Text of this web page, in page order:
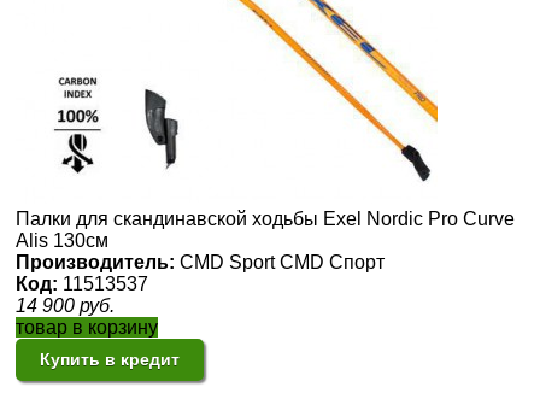
Палки для скандинавской ходьбы Exel Nordic Pro Curve
Alis 130см
Производитель: CMD Sport CMD Спорт
Код: 11513537
14 900 руб.
товар в корзину
Купить в кредит